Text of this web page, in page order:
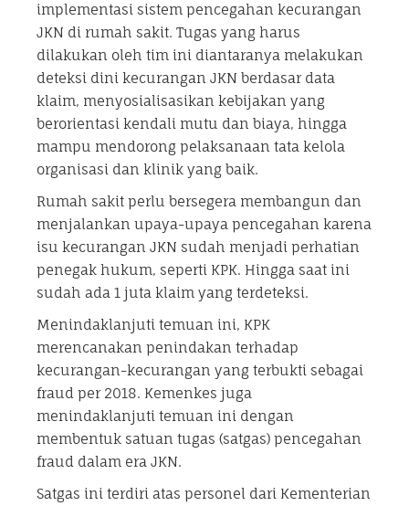
implementasi sistem pencegahan kecurangan
JKN di rumah sakit. Tugas yang harus
dilakukan oleh tim ini diantaranya melakukan
deteksi dini kecurangan JKN berdasar data
klaim, menyosialisasikan kebijakan yang
berorientasi kendali mutu dan biaya, hingga
mampu mendorong pelaksanaan tata kelola
organisasi dan klinik yang baik.
Rumah sakit perlu bersegera membangun dan
menjalankan upaya-upaya pencegahan karena
isu kecurangan JKN sudah menjadi perhatian
penegak hukum, seperti KPK. Hingga saat ini
sudah ada 1 juta klaim yang terdeteksi.
Menindaklanjuti temuan ini, KPK
merencanakan penindakan terhadap
kecurangan-kecurangan yang terbukti sebagai
fraud per 2018. Kemenkes juga
menindaklanjuti temuan ini dengan
membentuk satuan tugas (satgas) pencegahan
fraud dalam era JKN.
Satgas ini terdiri atas personel dari Kementerian